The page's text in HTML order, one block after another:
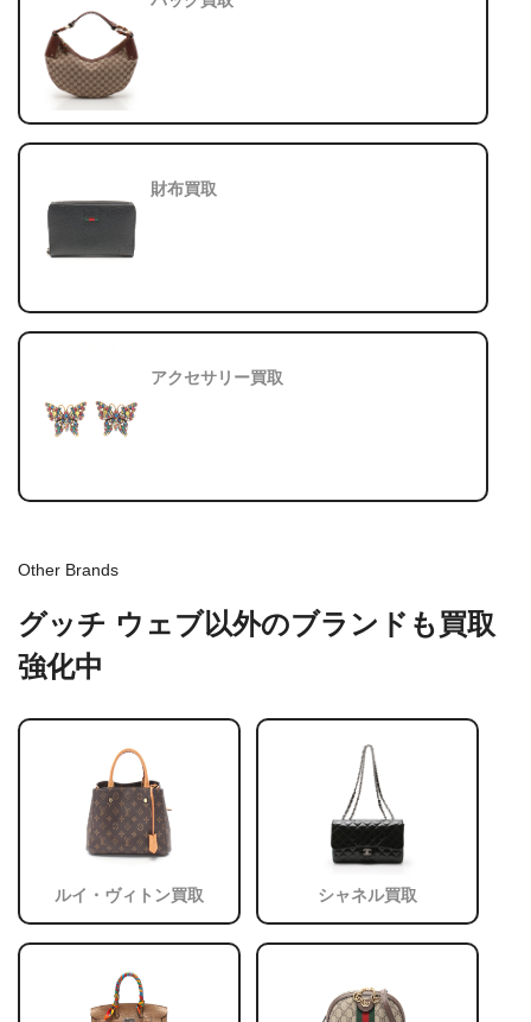
財布買取
アクセサリー買取
Other Brands
グッチ ウェブ以外のブランドも買取
強化中
ルイ・ヴィトン買取 シャネル買取